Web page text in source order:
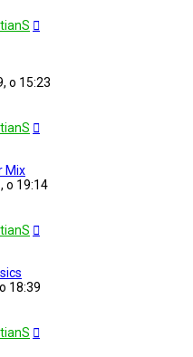
o 15:23
Mix
o 19:14
18:39